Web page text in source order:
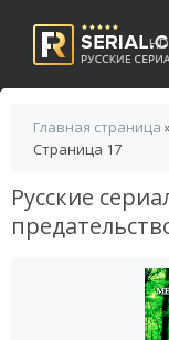
Главная страница
Страница 17
Русские